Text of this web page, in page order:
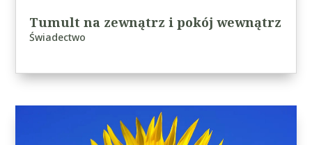
Tumult na zewnątrz i pokój wewnątrz
Świadectwo